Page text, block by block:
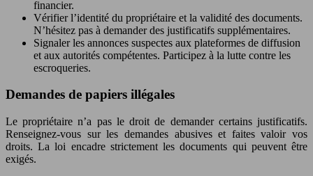
financier.
Vérifier l’identité du propriétaire et la validité des documents.
N’hésitez pas à demander des justificatifs supplémentaires.
Signaler les annonces suspectes aux plateformes de diffusion
et aux autorités compétentes. Participez à la lutte contre les
escroqueries.
Demandes de papiers illégales
Le propriétaire n’a pas le droit de demander certains justificatifs.
Renseignez-vous sur les demandes abusives et faites valoir vos
droits. La loi encadre strictement les documents qui peuvent être
exigés.